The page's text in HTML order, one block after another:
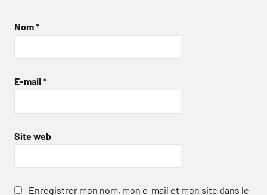
Nom*
E-mail *
Site web
Enregistrer mon nom, mon e-mail et mon site dans le